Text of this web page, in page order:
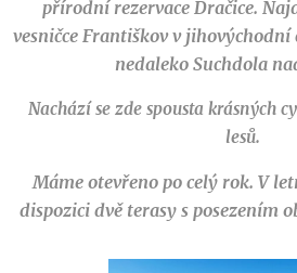
přírodní rezervace Dračice.
vesničce Františkov v jihovýchodní
nedaleko Suchdola
Nachází se zde spousta krásných
lesů.
Máme otevřeno po celý rok. V
dispozici dvě terasy s posezením